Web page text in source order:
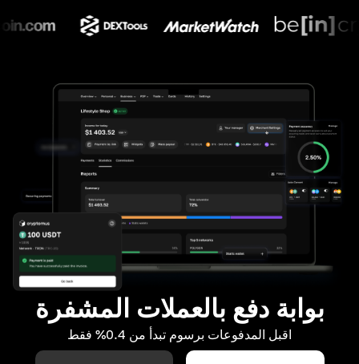
بوابة دفع بالعملات المشفرة
اقبل المدفوعات برسوم تبدأ من 0.4% فقط